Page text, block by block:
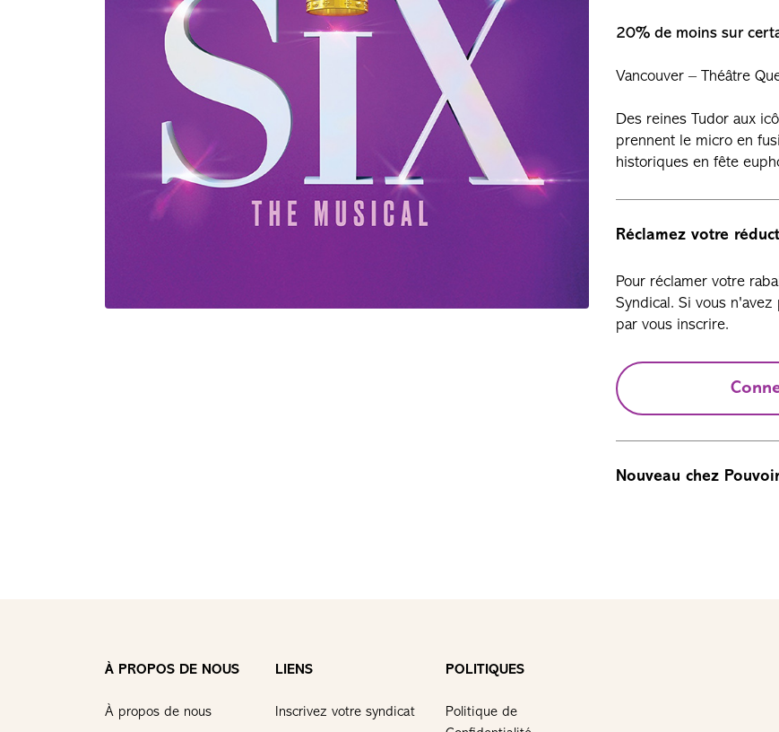
20% de moins sur
Vancouver – Théâtre
Des reines Tudor aux
prennent le micro en
historiques en fête
Réclamez votre
Pour réclamer votre
Syndical. Si vous
par vous inscrire.
Nouveau chez
À PROPOS DE NOUS
À propos de nous
LIENS
Inscrivez votre syndicat
POLITIQUES
Politique de